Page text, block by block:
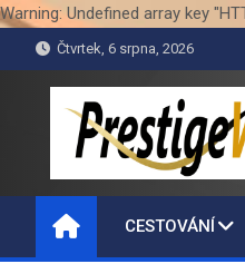
Warning: Undefined array key
to
Čtvrtek, 6 srpna, 2026
CESTOVÁNÍ